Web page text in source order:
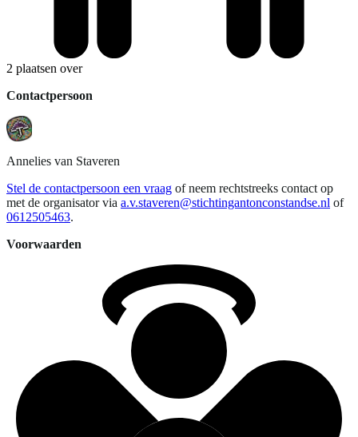
2 plaatsen over
Contactpersoon
Annelies van Staveren
Stel de contactpersoon een vraag of neem rechtstreeks contact op
met de organisator via a.v.staveren@stichtingantonconstandse.nl of
0612505463.
Voorwaarden